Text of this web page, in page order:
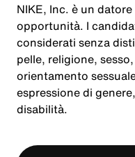
NIKE, Inc. è un
opportunità. I
considerati senza
pelle, religione,
orientamento
espressione di
disabilità.